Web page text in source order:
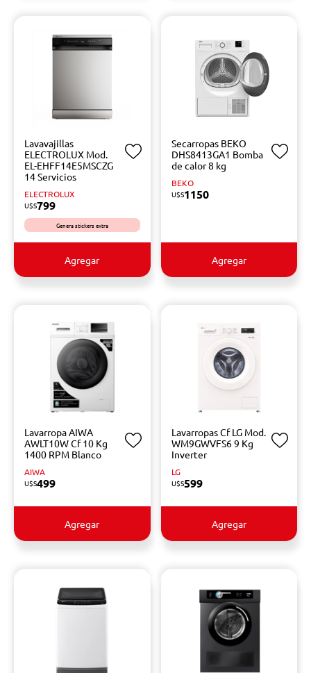
Lavavajillas
ELECTROLUX Mod.
EL-EHFF14E5MSCZG
14 Servicios
ELECTROLUX
U$S799
Genera stickers extra
Agregar
Secarropas BEKO
DHS8413GA1 Bomba
de calor 8 kg
BEKO
U$S1150
Agregar
Lavarropa AIWA
AWLT10W Cf 10 Kg
1400 RPM Blanco
AIWA
U$S499
Agregar
Lavarropas Cf LG Mod.
WM9GWVFS6 9 Kg
Inverter
LG
U$S599
Agregar